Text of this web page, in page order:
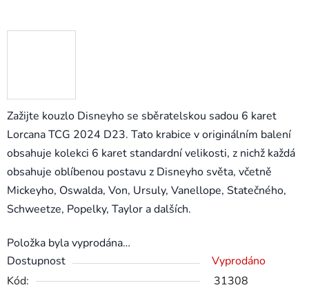
Zažijte kouzlo Disneyho se sběratelskou sadou 6 karet
Lorcana TCG 2024 D23. Tato krabice v originálním balení
obsahuje kolekci 6 karet standardní velikosti, z nichž každá
obsahuje oblíbenou postavu z Disneyho světa, včetně
Mickeyho, Oswalda, Von, Ursuly, Vanellope, Statečného, ​​
Schweetze, Popelky, Taylor a dalších.
Položka byla vyprodána…
Dostupnost
Vyprodáno
Kód:
31308